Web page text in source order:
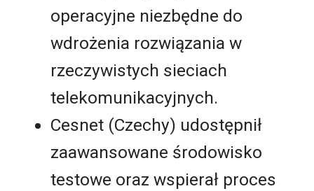
operacyjne niezbędne do
wdrożenia rozwiązania w
rzeczywistych sieciach
telekomunikacyjnych.
Cesnet (Czechy) udostępnił
zaawansowane środowisko
testowe oraz wspierał proces